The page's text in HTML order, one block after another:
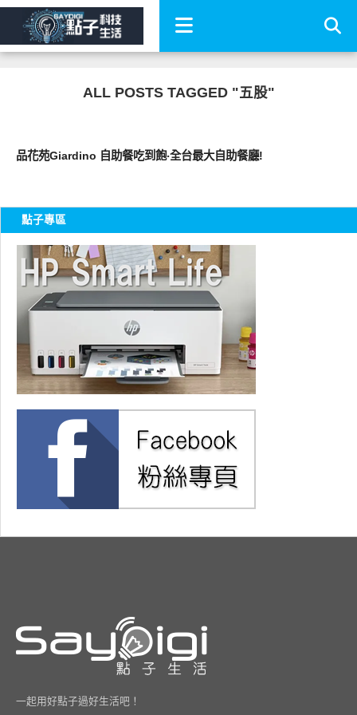
ALL POSTS TAGGED "五股"
品花苑Giardino 自助餐吃到飽‧全台最大自助餐廳!
點子專區
一起用好點子過好生活吧！